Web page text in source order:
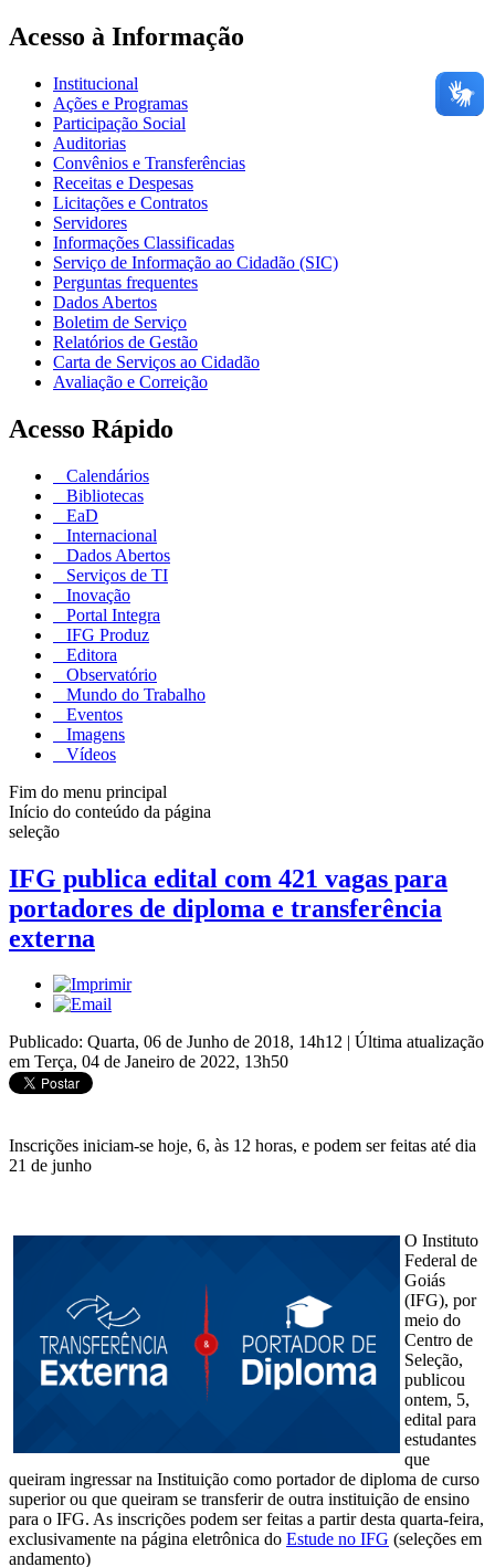
Acesso à Informação
Institucional
Ações e Programas
Participação Social
Auditorias
Convênios e Transferências
Receitas e Despesas
Licitações e Contratos
Servidores
Informações Classificadas
Serviço de Informação ao Cidadão (SIC)
Perguntas frequentes
Dados Abertos
Boletim de Serviço
Relatórios de Gestão
Carta de Serviços ao Cidadão
Avaliação e Correição
Acesso Rápido
Calendários
Bibliotecas
EaD
Internacional
Dados Abertos
Serviços de TI
Inovação
Portal Integra
IFG Produz
Editora
Observatório
Mundo do Trabalho
Eventos
Imagens
Vídeos
Fim do menu principal
Início do conteúdo da página
seleção
IFG publica edital com 421 vagas para
portadores de diploma e transferência
externa
Publicado: Quarta, 06 de Junho de 2018, 14h12 | Última atualização
em Terça, 04 de Janeiro de 2022, 13h50
Inscrições iniciam-se hoje, 6, às 12 horas, e podem ser feitas até dia
21 de junho
O Instituto
Federal de
Goiás
(IFG), por
meio do
Centro de
Seleção,
publicou
ontem, 5,
edital para
estudantes
que
queiram ingressar na Instituição como portador de diploma de curso
superior ou que queiram se transferir de outra instituição de ensino
para o IFG. As inscrições podem ser feitas a partir desta quarta-feira,
exclusivamente na página eletrônica do Estude no IFG (seleções em
andamento)